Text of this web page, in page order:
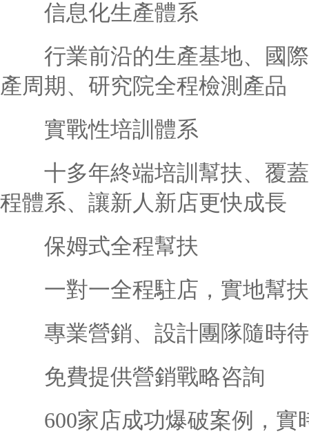
信息化生產體系
行業前沿的生產基地、國際
產周期、研究院全程檢測產品
實戰性培訓體系
十多年終端培訓幫扶、覆蓋
程體系、讓新人新店更快成長
保姆式全程幫扶
一對一全程駐店，實地幫扶
專業營銷、設計團隊隨時
免費提供營銷戰略咨詢
600家店成功爆破案例，實